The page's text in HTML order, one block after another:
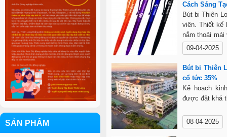
Cách Sáng
Bút bi Thiên
viên. Thiết kế
nắm thoải
tiến. TL-41
nghiệp trong
với độ chính
lựa chọn ưu
đầu.
09-04-2025
Bút bi Thiên
cổ tức 35%
Kế hoạch
được đặt khá
08-04-2025
SẢN PHẨM